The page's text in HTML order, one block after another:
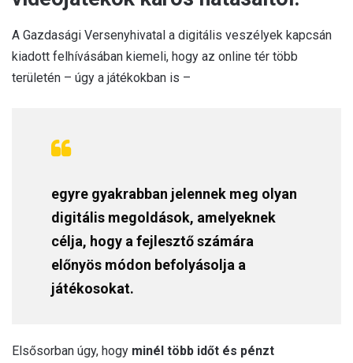
A Gazdasági Versenyhivatal a digitális veszélyek kapcsán
kiadott felhívásában kiemeli, hogy az online tér több
területén – úgy a játékokban is –
egyre gyakrabban jelennek meg olyan
digitális megoldások, amelyeknek
célja, hogy a fejlesztő számára
előnyös módon befolyásolja a
játékosokat.
Elsősorban úgy, hogy minél több időt és pénzt